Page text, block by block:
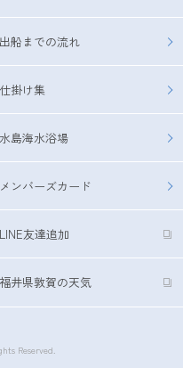
出船までの流れ
仕掛け集
水島海水浴場
メンバーズカード
LINE友達追加
福井県敦賀の天気
Reserved.